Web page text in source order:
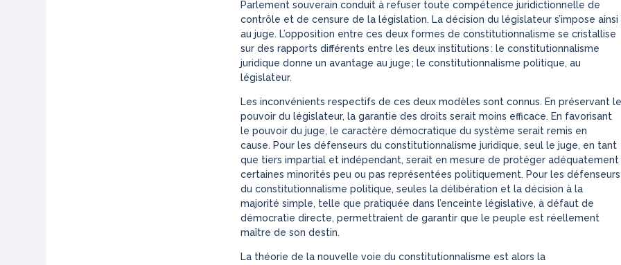
Parlement souverain conduit à refuser toute compétence juridictionnelle de
contrôle et de censure de la législation. La décision du législateur s’impose ainsi
au juge. L’opposition entre ces deux formes de constitutionnalisme se cristallise
sur des rapports différents entre les deux institutions : le constitutionnalisme
juridique donne un avantage au juge ; le constitutionnalisme politique, au
législateur.
Les inconvénients respectifs de ces deux modèles sont connus. En préservant le
pouvoir du législateur, la garantie des droits serait moins efficace. En favorisant
le pouvoir du juge, le caractère démocratique du système serait remis en
cause. Pour les défenseurs du constitutionnalisme juridique, seul le juge, en tant
que tiers impartial et indépendant, serait en mesure de protéger adéquatement
certaines minorités peu ou pas représentées politiquement. Pour les défenseurs
du constitutionnalisme politique, seules la délibération et la décision à la
majorité simple, telle que pratiquée dans l’enceinte législative, à défaut de
démocratie directe, permettraient de garantir que le peuple est réellement
maître de son destin.
La théorie de la nouvelle voie du constitutionnalisme est alors la